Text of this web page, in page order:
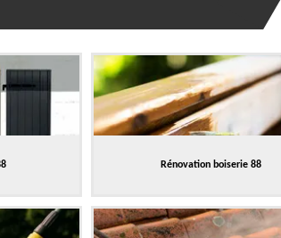
Rénovation boiserie 88